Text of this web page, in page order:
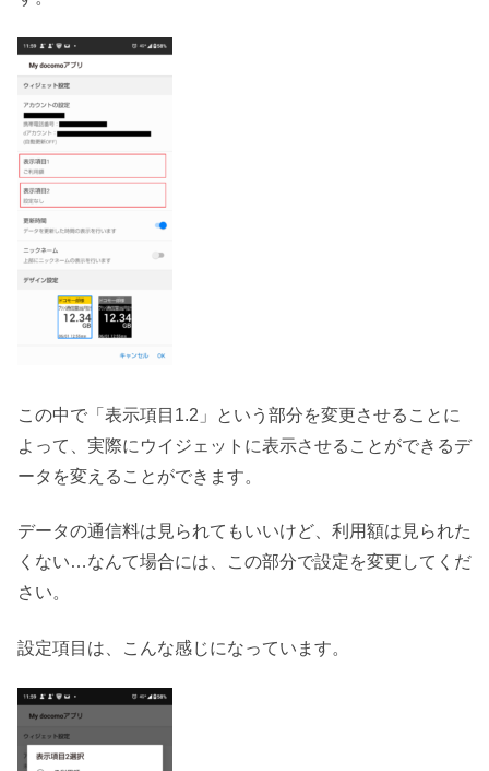
この中で「表示項目1.2」という部分を変更させることに
よって、実際にウイジェットに表示させることができるデ
ータを変えることができます。
データの通信料は見られてもいいけど、利用額は見られた
くない…なんて場合には、この部分で設定を変更してくだ
さい。
設定項目は、こんな感じになっています。